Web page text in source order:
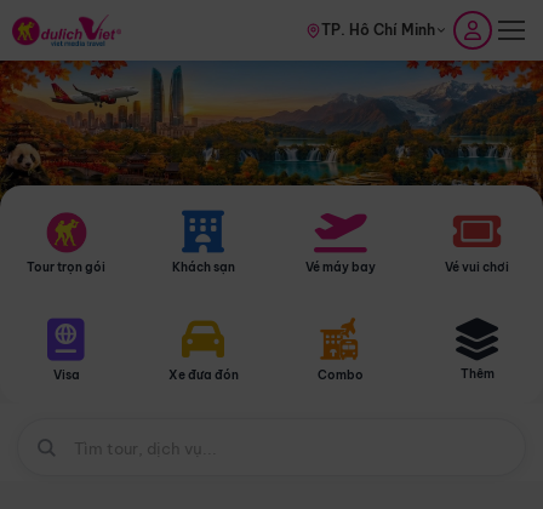
TP. Hồ Chí Minh
Tour trọn gói Khách sạn Vé máy bay Vé vui chơi
Visa Xe đưa đón Combo Thêm